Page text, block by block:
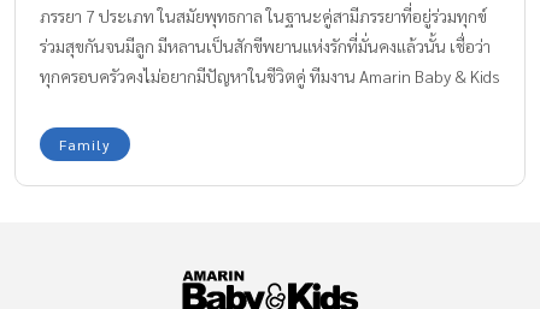
ภรรยา 7 ประเภท ในสมัยพุทธกาล ในฐานะคู่สามีภรรยาที่อยู่ร่วมทุกข์
ร่วมสุขกันจนมีลูก มีหลานเป็นสักขีพยานแห่งรักที่มั่นคงแล้วนั้น เชื่อว่า
ทุกครอบครัวคงไม่อยากมีปัญหาในชีวิตคู่ ทีมงาน Amarin Baby & Kids
@SaphanDhamma (อ้างจาก ภริยาสูตร ส. อํ. (60) ตบ. 23 : 93-95
ตท. 23 : 87-88 ตอ. G.S. IV : 57-58) ตามไปศึกษาพร้อมกันว่า ภรรยา
Family